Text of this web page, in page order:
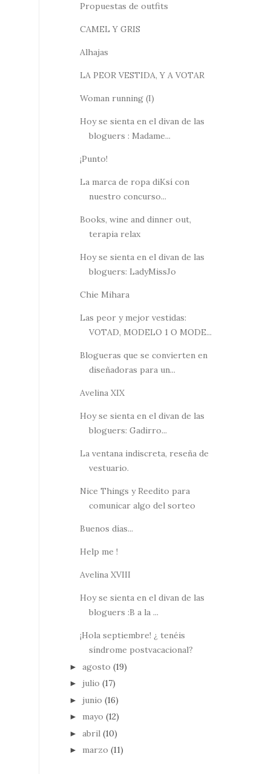
Propuestas de outfits
CAMEL Y GRIS
Alhajas
LA PEOR VESTIDA, Y A VOTAR
Woman running (I)
Hoy se sienta en el divan de las
bloguers : Madame...
¡Punto!
La marca de ropa diKsí con
nuestro concurso...
Books, wine and dinner out,
terapia relax
Hoy se sienta en el divan de las
bloguers: LadyMissJo
Chie Mihara
Las peor y mejor vestidas:
VOTAD, MODELO 1 O MODE...
Blogueras que se convierten en
diseñadoras para un...
Avelina XIX
Hoy se sienta en el divan de las
bloguers: Gadirro...
La ventana indiscreta, reseña de
vestuario.
Nice Things y Reedito para
comunicar algo del sorteo
Buenos días...
Help me !
Avelina XVIII
Hoy se sienta en el divan de las
bloguers :B a la ...
¡Hola septiembre! ¿ tenéis
síndrome postvacacional?
► agosto (19)
► julio (17)
► junio (16)
► mayo (12)
► abril (10)
► marzo (11)